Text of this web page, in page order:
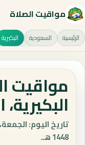
مواقيت الصلاة
الرئيسية السعودية البكيرية
مواقيت
1448 هـ.